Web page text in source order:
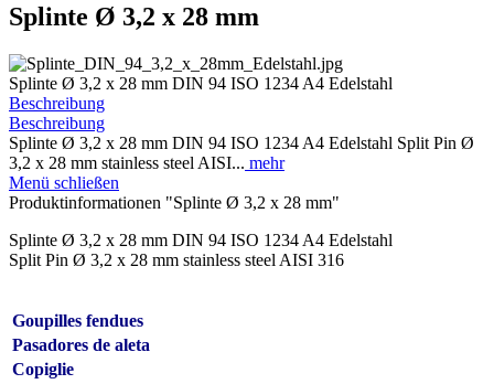
Splinte Ø 3,2 x 28 mm
Splinte Ø 3,2 x 28 mm DIN 94 ISO 1234 A4 Edelstahl
Beschreibung
Beschreibung
Splinte Ø 3,2 x 28 mm DIN 94 ISO 1234 A4 Edelstahl Split Pin Ø
3,2 x 28 mm stainless steel AISI... mehr
Menü schließen
Produktinformationen "Splinte Ø 3,2 x 28 mm"
Splinte Ø 3,2 x 28 mm DIN 94 ISO 1234 A4 Edelstahl
Split Pin Ø 3,2 x 28 mm stainless steel AISI 316
Goupilles fendues
Pasadores de aleta
Copiglie